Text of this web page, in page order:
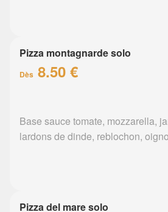
Pizza montagnarde solo
Dès 8.50 €
Base sauce tomate, mozzarella,
lardons de dinde, reblochon,
Pizza del mare solo